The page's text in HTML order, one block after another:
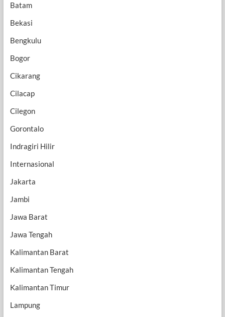
Batam
Bekasi
Bengkulu
Bogor
Cikarang
Cilacap
Cilegon
Gorontalo
Indragiri Hilir
Internasional
Jakarta
Jambi
Jawa Barat
Jawa Tengah
Kalimantan Barat
Kalimantan Tengah
Kalimantan Timur
Lampung